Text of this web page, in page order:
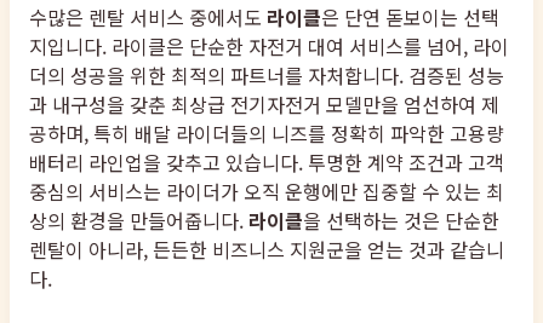
수많은 렌탈 서비스 중에서도 라이클은 단연 돋보이는 선택
지입니다. 라이클은 단순한 자전거 대여 서비스를 넘어, 라이
더의 성공을 위한 최적의 파트너를 자처합니다. 검증된 성능
과 내구성을 갖춘 최상급 전기자전거 모델만을 엄선하여 제
공하며, 특히 배달 라이더들의 니즈를 정확히 파악한 고용량
배터리 라인업을 갖추고 있습니다. 투명한 계약 조건과 고객
중심의 서비스는 라이더가 오직 운행에만 집중할 수 있는 최
상의 환경을 만들어줍니다. 라이클을 선택하는 것은 단순한
렌탈이 아니라, 든든한 비즈니스 지원군을 얻는 것과 같습니
다.